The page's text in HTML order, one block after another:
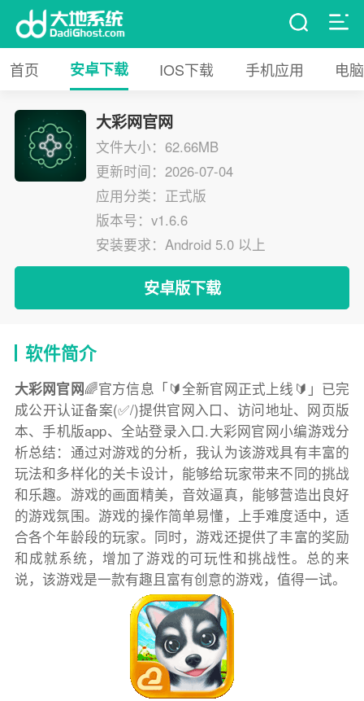
首页 安卓下载 IOS下载 手机应用 电
大彩网官网
文件大小：62.66MB
更新时间：2026-07-04
应用分类：正式版
版本号：v1.6.6
安装要求：Android 5.0 以上
安卓版下载
软件简介
大彩网官网🌈官方信息「🔰全新官网正式上线🔰」已完
成公开认证备案(✅/)提供官网入口、访问地址、网页版
本、手机版app、全站登录入口.大彩网官网小编游戏分
析总结：通过对游戏的分析，我认为该游戏具有丰富的
玩法和多样化的关卡设计，能够给玩家带来不同的挑战
和乐趣。游戏的画面精美，音效逼真，能够营造出良好
的游戏氛围。游戏的操作简单易懂，上手难度适中，适
合各个年龄段的玩家。同时，游戏还提供了丰富的奖励
和成就系统，增加了游戏的可玩性和挑战性。总的来
说，该游戏是一款有趣且富有创意的游戏，值得一试。